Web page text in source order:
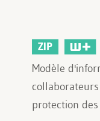
ZIP
Modèle
protection